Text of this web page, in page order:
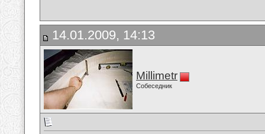
14.01.2009, 14:13
Millimetr
Собеседник